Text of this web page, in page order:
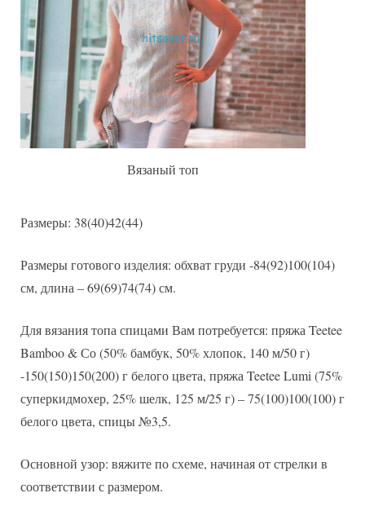
Вязаный топ
Размеры: 38(40)42(44)
Размеры готового изделия: обхват груди -84(92)100(104)
см, длина – 69(69)74(74) см.
Для вязания топа спицами Вам потребуется: пряжа Teetee
Bamboo & Со (50% бамбук, 50% хлопок, 140 м/50 г)
-150(150)150(200) г белого цвета, пряжа Teetee Lumi (75%
суперкидмохер, 25% шелк, 125 м/25 г) – 75(100)100(100) г
белого цвета, спицы №3,5.
Основной узор: вяжите по схеме, начиная от стрелки в
соответствии с размером.